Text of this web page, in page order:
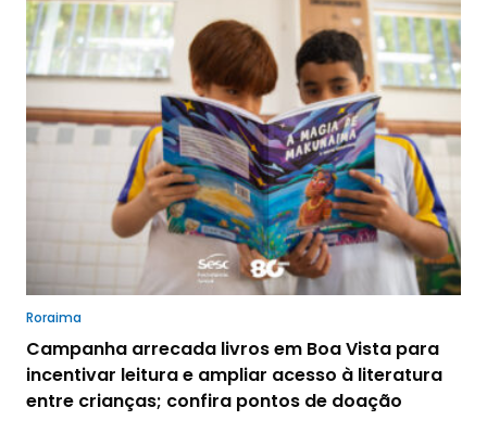
Roraima
Campanha arrecada livros em Boa Vista para
incentivar leitura e ampliar acesso à literatura
entre crianças; confira pontos de doação